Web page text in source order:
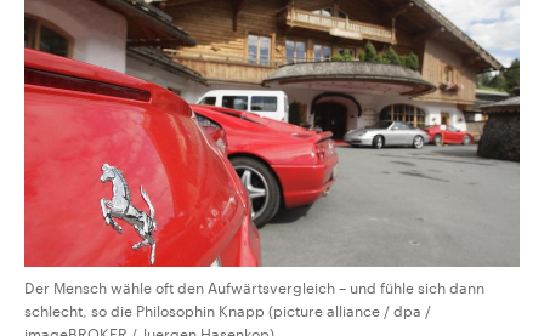
Der Mensch wähle oft den Aufwärtsvergleich – und fühle sich dann
schlecht, so die Philosophin Knapp (picture alliance / dpa /